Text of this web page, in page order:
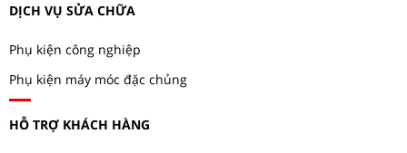
DỊCH VỤ SỬA CHỮA
Phụ kiện công nghiệp
Phụ kiện máy móc đặc chủng
HỖ TRỢ KHÁCH HÀNG